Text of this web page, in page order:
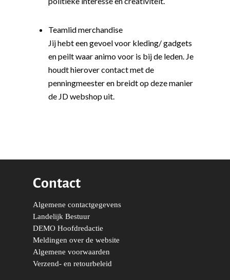
Teamlid merchandise
Jij hebt een gevoel voor kleding/ gadgets
en peilt waar animo voor is bij de leden. Je
houdt hierover contact met de
penningmeester en breidt op deze manier
de JD webshop uit.
Contact
Algemene contactgegevens
Landelijk Bestuur
DEMO Hoofdredactie
Meldingen over de website
Algemene voorwaarden
Verzend- en retourbeleid
Agenda
Democratie &
Digitalisering &
Diversiteit & Participatie
Europese Unie
Politieke Werkgroepen
Landelijke teams &
Ontwikkeling
Coaches
Trainingen & Trainers
Landelijk Bestuur
DEMO
Vertrouwenspersonen
Amsterdam
Arnhem-Nijmegen
Zwolle
Brabant
Meld je aan!